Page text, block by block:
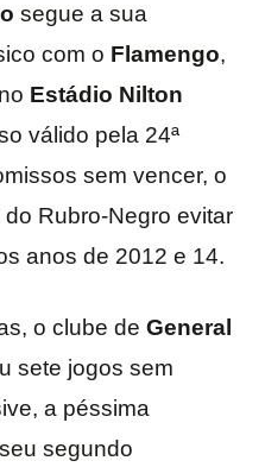
segue a sua
com o Flamengo,
Estádio Nilton
válido pela 24ª
sem vencer, o
Rubro-Negro evitar
anos de 2012 e 14.
o clube de General
sete jogos sem
a péssima
segundo